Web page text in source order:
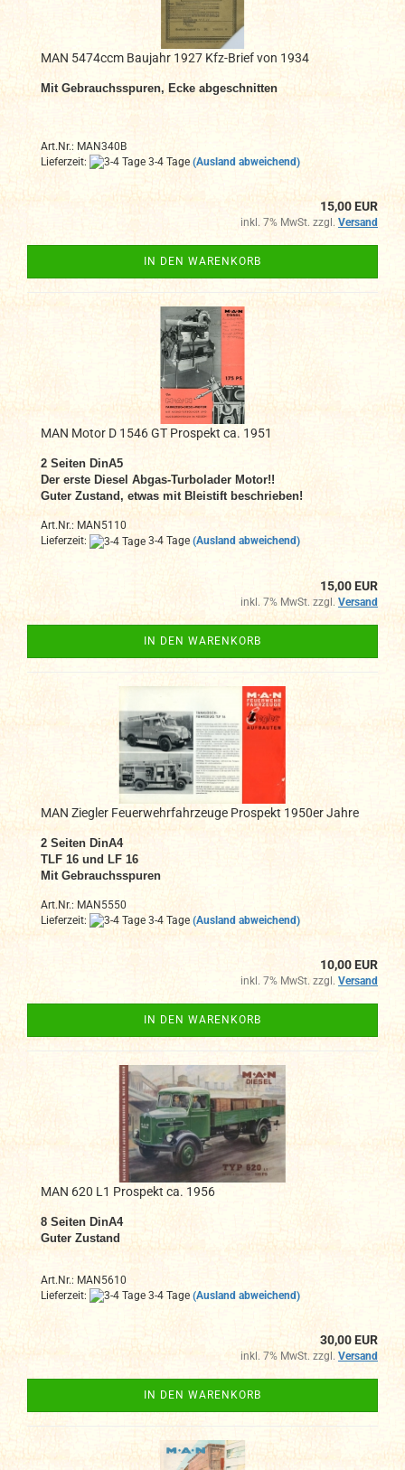
MAN 5474ccm Baujahr 1927 Kfz-Brief von 1934
Mit Gebrauchsspuren, Ecke abgeschnitten
Art.Nr.: MAN340B
Lieferzeit:
3-4 Tage (Ausland abweichend)
15,00 EUR
inkl. 7% MwSt. zzgl. Versand
IN DEN WARENKORB
MAN Motor D 1546 GT Prospekt ca. 1951
2 Seiten DinA5
Der erste Diesel Abgas-Turbolader Motor!!
Guter Zustand, etwas mit Bleistift beschrieben!
Art.Nr.: MAN5110
Lieferzeit:
3-4 Tage (Ausland abweichend)
15,00 EUR
inkl. 7% MwSt. zzgl. Versand
IN DEN WARENKORB
MAN Ziegler Feuerwehrfahrzeuge Prospekt 1950er Jahre
2 Seiten DinA4
TLF 16 und LF 16
Mit Gebrauchsspuren
Art.Nr.: MAN5550
Lieferzeit:
3-4 Tage (Ausland abweichend)
10,00 EUR
inkl. 7% MwSt. zzgl. Versand
IN DEN WARENKORB
MAN 620 L1 Prospekt ca. 1956
8 Seiten DinA4
Guter Zustand
Art.Nr.: MAN5610
Lieferzeit:
3-4 Tage (Ausland abweichend)
30,00 EUR
inkl. 7% MwSt. zzgl. Versand
IN DEN WARENKORB